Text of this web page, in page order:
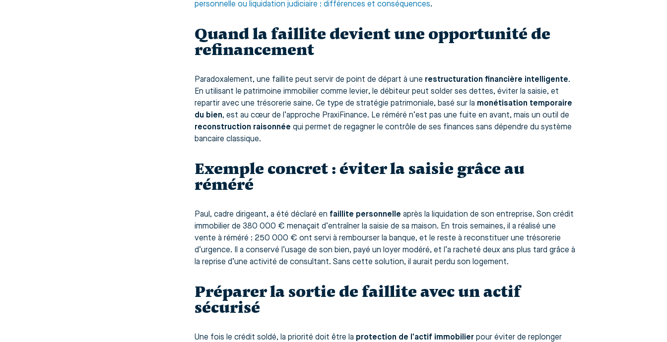
personnelle ou liquidation judiciaire : différences et conséquences.
Quand la faillite devient une opportunité de
refinancement
Paradoxalement, une faillite peut servir de point de départ à une restructuration financière intelligente.
En utilisant le patrimoine immobilier comme levier, le débiteur peut solder ses dettes, éviter la saisie, et
repartir avec une trésorerie saine. Ce type de stratégie patrimoniale, basé sur la monétisation temporaire
du bien, est au cœur de l’approche PraxiFinance. Le réméré n’est pas une fuite en avant, mais un outil de
reconstruction raisonnée qui permet de regagner le contrôle de ses finances sans dépendre du système
bancaire classique.
Exemple concret : éviter la saisie grâce au
réméré
Paul, cadre dirigeant, a été déclaré en faillite personnelle après la liquidation de son entreprise. Son crédit
immobilier de 380 000 € menaçait d’entraîner la saisie de sa maison. En trois semaines, il a réalisé une
vente à réméré : 250 000 € ont servi à rembourser la banque, et le reste à reconstituer une trésorerie
d’urgence. Il a conservé l’usage de son bien, payé un loyer modéré, et l’a racheté deux ans plus tard grâce à
la reprise d’une activité de consultant. Sans cette solution, il aurait perdu son logement.
Préparer la sortie de faillite avec un actif
sécurisé
Une fois le crédit soldé, la priorité doit être la protection de l’actif immobilier pour éviter de replonger